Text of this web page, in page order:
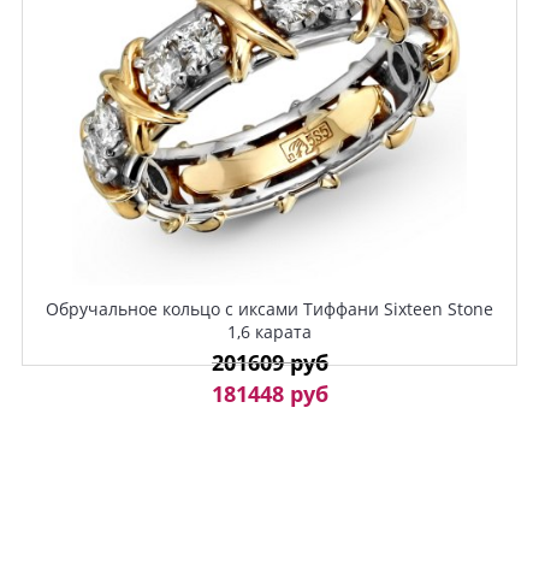
Обручальное кольцо с иксами Тиффани Sixteen Stone
1,6 карата
201609 руб
181448 руб